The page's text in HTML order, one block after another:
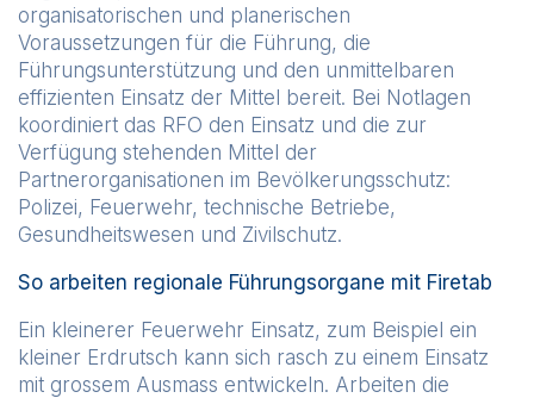
organisatorischen und planerischen
Voraussetzungen für die Führung, die
Führungsunterstützung und den unmittelbaren
effizienten Einsatz der Mittel bereit. Bei Notlagen
koordiniert das RFO den Einsatz und die zur
Verfügung stehenden Mittel der
Partnerorganisationen im Bevölkerungsschutz:
Polizei, Feuerwehr, technische Betriebe,
Gesundheitswesen und Zivilschutz.
So arbeiten regionale Führungsorgane mit Firetab
Ein kleinerer Feuerwehr Einsatz, zum Beispiel ein
kleiner Erdrutsch kann sich rasch zu einem Einsatz
mit grossem Ausmass entwickeln. Arbeiten die